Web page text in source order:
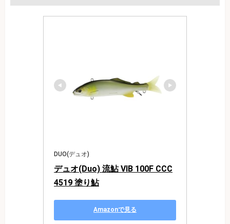
DUO(デュオ)
デュオ(Duo) 流鮎 VIB 100F CCC
4519 塗り鮎
Amazonで見る